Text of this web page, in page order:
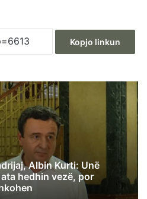
Kopjo linkun
Albin Kurti: Unë
hedhin vezë, por